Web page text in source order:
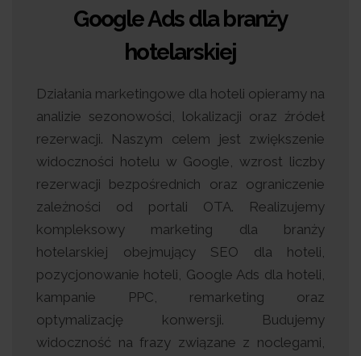
Google Ads dla branży
hotelarskiej
Działania marketingowe dla hoteli opieramy na
analizie sezonowości, lokalizacji oraz źródeł
rezerwacji. Naszym celem jest zwiększenie
widoczności hotelu w Google, wzrost liczby
rezerwacji bezpośrednich oraz ograniczenie
zależności od portali OTA. Realizujemy
kompleksowy marketing dla branży
hotelarskiej obejmujący SEO dla hoteli,
pozycjonowanie hoteli, Google Ads dla hoteli,
kampanie PPC, remarketing oraz
optymalizację konwersji. Budujemy
widoczność na frazy związane z noclegami,